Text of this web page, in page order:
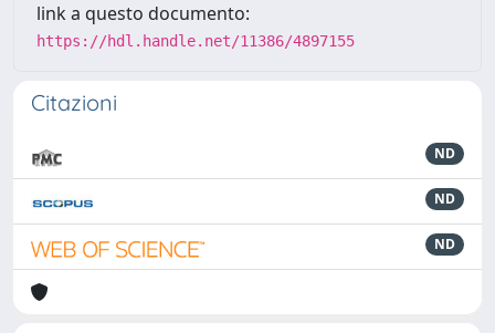
link a questo documento:
https://hdl.handle.net/11386/4897155
Citazioni
ND
ND
ND